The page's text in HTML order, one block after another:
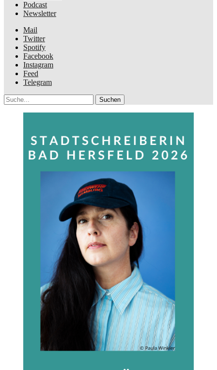
Podcast
Newsletter
Mail
Twitter
Spotify
Facebook
Instagram
Feed
Telegram
Suche